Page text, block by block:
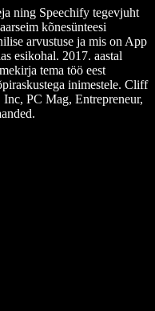
ning Speechify tegevjuht
kõnesünteesi
arvustuse ja mis on App
esikohal. 2017. aastal
tema töö eest
inimestele. Cliff
PC Mag, Entrepreneur,